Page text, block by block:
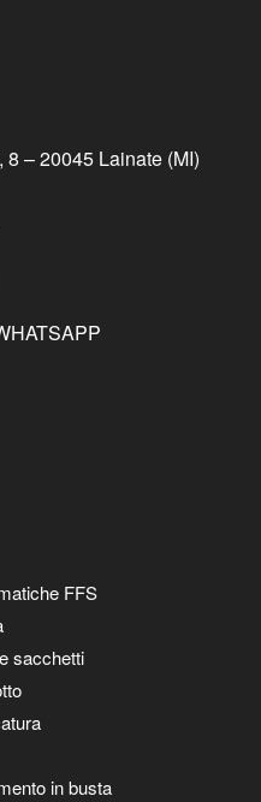
– 20045 Lainate (MI)
FFS
sacchetti
in busta